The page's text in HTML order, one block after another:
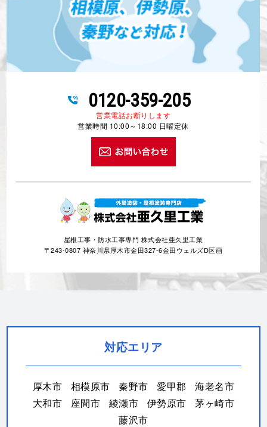
0120-359-205
営業電話お断りします
営業時間 10:00～18:00 日曜定休
屋根工事・防水工事専門 株式会社亜久里工業
〒243-0807 神奈川県厚木市金田327-6金田ウェルズD区画
対応エリア
厚木市 相模原市 秦野市 愛甲郡
海老名市
大和市
座間市 綾瀬市 伊勢原市
茅ヶ崎市
藤沢市